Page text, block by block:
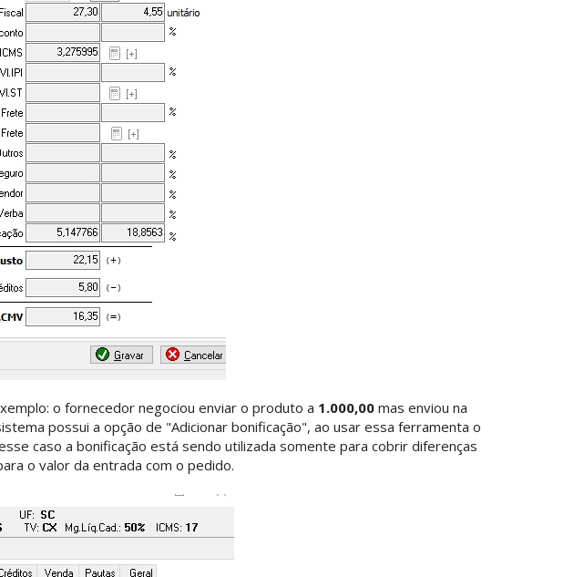
o fornecedor negociou enviar o produto a 1.000,00 mas enviou na
possui a opção de "Adicionar bonificação", ao usar essa ferramenta o
caso a bonificação está sendo utilizada somente para cobrir diferenças
o valor da entrada com o pedido.